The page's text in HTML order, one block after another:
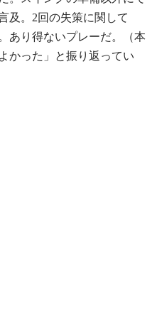
及。2回の失策に関して
あり得ないプレーだ。（本
かった」と振り返ってい